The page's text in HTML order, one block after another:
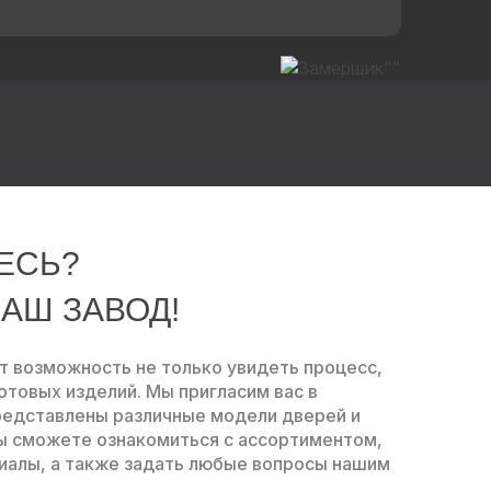
ЗАВОД!
возможность не только увидеть процесс,
изделий. Мы пригласим вас в
различные модели дверей и
сможете ознакомиться с ассортиментом,
а также задать любые вопросы нашим